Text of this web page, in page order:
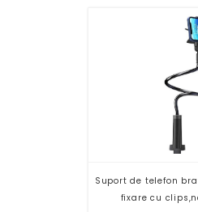
Suport de telefon
fixare cu